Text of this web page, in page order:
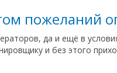
пожеланий
да и ещё в
и без этого